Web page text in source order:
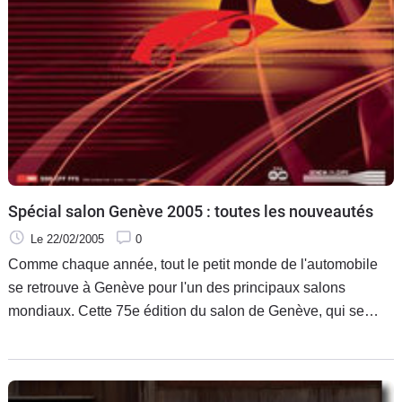
Spécial salon Genève 2005 : toutes les nouveautés
Le 22/02/2005 0
Comme chaque année, tout le petit monde de l'automobile
se retrouve à Genève pour l'un des principaux salons
mondiaux. Cette 75e édition du salon de Genève, qui se
avec de nombreuses